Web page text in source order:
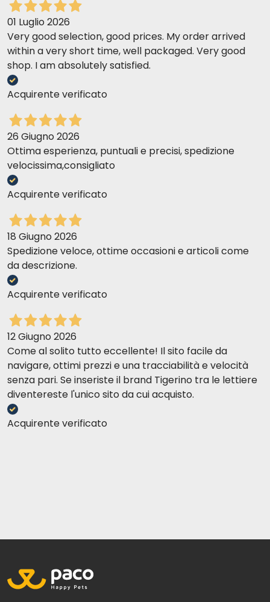
01 Luglio 2026
Very good selection, good prices. My order arrived
within a very short time, well packaged. Very good
shop. I am absolutely satisfied.
Acquirente verificato
26 Giugno 2026
Ottima esperienza, puntuali e precisi, spedizione
velocissima,consigliato
Acquirente verificato
18 Giugno 2026
Spedizione veloce, ottime occasioni e articoli come
da descrizione.
Acquirente verificato
12 Giugno 2026
Come al solito tutto eccellente! Il sito facile da
navigare, ottimi prezzi e una tracciabilità e velocità
senza pari. Se inseriste il brand Tigerino tra le lettiere
diventereste l'unico sito da cui acquisto.
Acquirente verificato